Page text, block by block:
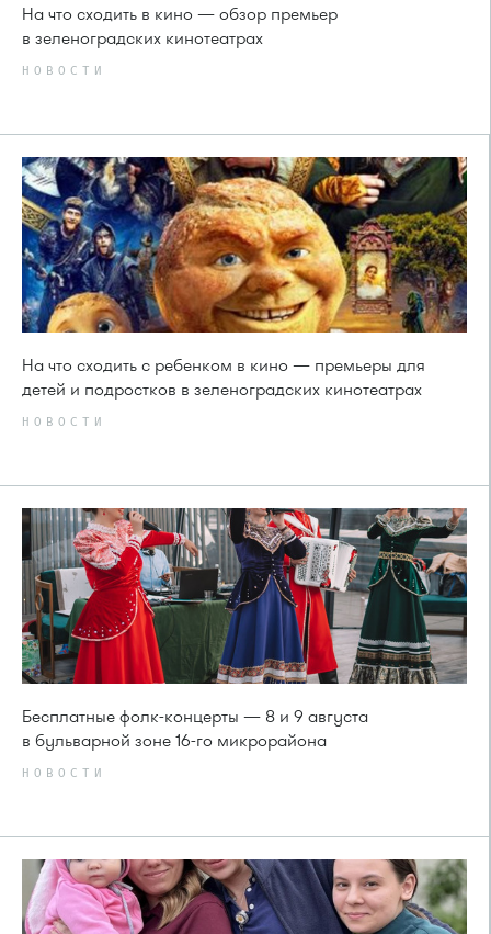
На что сходить в кино — обзор премьер
в зеленоградских кинотеатрах
НОВОСТИ
На что сходить с ребенком в кино — премьеры для
детей и подростков в зеленоградских кинотеатрах
НОВОСТИ
Бесплатные фолк-концерты — 8 и 9 августа
в бульварной зоне 16-го микрорайона
НОВОСТИ